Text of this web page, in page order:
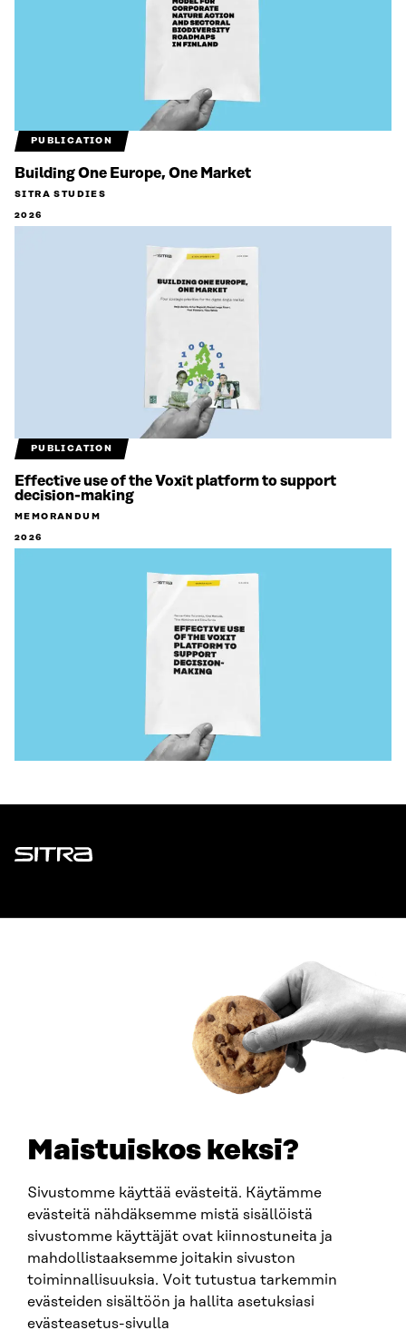
Maistuiskos keksi?
Sivustomme käyttää evästeitä. Käytämme
evästeitä nähdäksemme mistä sisällöistä
sivustomme käyttäjät ovat kiinnostuneita ja
mahdollistaaksemme joitakin sivuston
toiminnallisuuksia. Voit tutustua tarkemmin
evästeiden sisältöön ja hallita asetuksiasi
evästeasetus-sivulla
PUBLICATION
Building One Europe, One Market
SITRA STUDIES
2026
PUBLICATION
Effective use of the Voxit platform to support
decision-making
MEMORANDUM
2026
Sitra
firstname.lastname@sitra.fi
SITRA ON SOCIAL MEDIA
LinkedIn
Instagram